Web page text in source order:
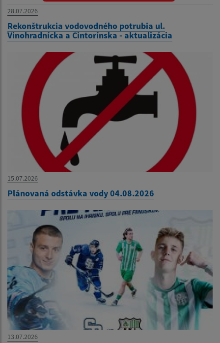
28.07.2026
Rekonštrukcia vodovodného potrubia ul.
Vinohradnícka a Cintorínska - aktualizácia
15.07.2026
Plánovaná odstávka vody 04.08.2026
13.07.2026